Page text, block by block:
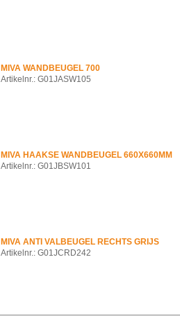
MIVA WANDBEUGEL 700
Artikelnr.: G01JASW105
MIVA HAAKSE WANDBEUGEL 660X660MM
Artikelnr.: G01JBSW101
MIVA ANTI VALBEUGEL RECHTS GRIJS
Artikelnr.: G01JCRD242